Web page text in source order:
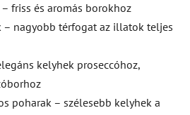
friss és aromás borokhoz
– nagyobb térfogat az illatok teljes
kelyhek proseccóhoz,
poharak – szélesebb kelyhek a